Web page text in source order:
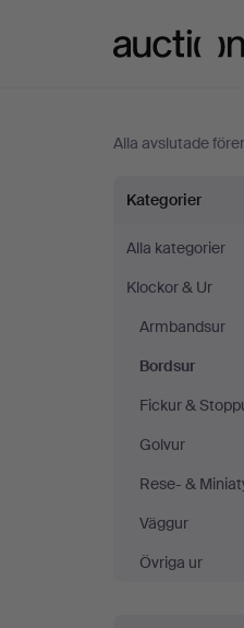
Alla avslutade
Bordsur
på
Kategorier
Alla kategorier
Klockor & Ur
Armbandsur
Bordsur
Fickur &
Golvur
Rese- &
Väggur
Övriga ur